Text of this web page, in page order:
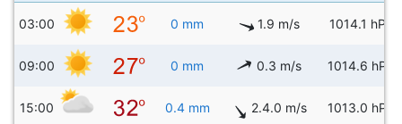
03:00 0 mm 1.9 m/s 1014.1 hPa
09:00 0 mm 0.3 m/s 1014.6 hPa
15:00 0.4 mm 2.4.0 m/s 1013.0 hPa